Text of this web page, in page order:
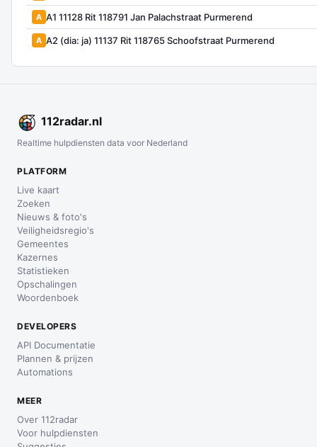
A A1 11128 Rit 118791 Jan Palachstraat Purmerend
A A2 (dia: ja) 11137 Rit 118765 Schoofstraat Purmerend
112radar.nl
Realtime hulpdiensten data voor Nederland
PLATFORM
Live kaart
Zoeken
Nieuws & foto's
Veiligheidsregio's
Gemeentes
Kazernes
Statistieken
Opschalingen
Woordenboek
DEVELOPERS
API Documentatie
Plannen & prijzen
Automations
MEER
Over 112radar
Voor hulpdiensten